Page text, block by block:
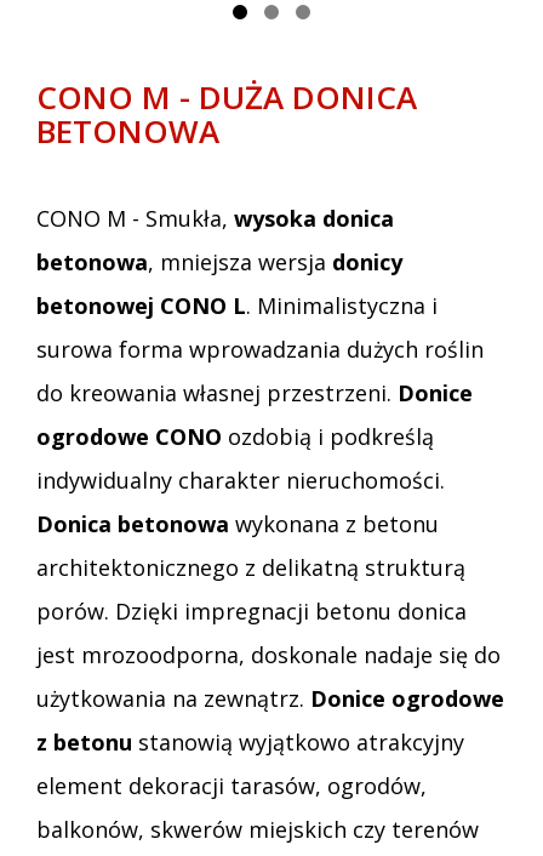
CONO M - DUŻA DONICA
BETONOWA
CONO M - Smukła, wysoka donica
betonowa, mniejsza wersja donicy
betonowej CONO L. Minimalistyczna i
surowa forma wprowadzania dużych roślin
do kreowania własnej przestrzeni. Donice
ogrodowe CONO ozdobią i podkreślą
indywidualny charakter nieruchomości.
Donica betonowa wykonana z betonu
architektonicznego z delikatną strukturą
porów. Dzięki impregnacji betonu donica
jest mrozoodporna, doskonale nadaje się do
użytkowania na zewnątrz. Donice ogrodowe
z betonu stanowią wyjątkowo atrakcyjny
element dekoracji tarasów, ogrodów,
balkonów, skwerów miejskich czy terenów